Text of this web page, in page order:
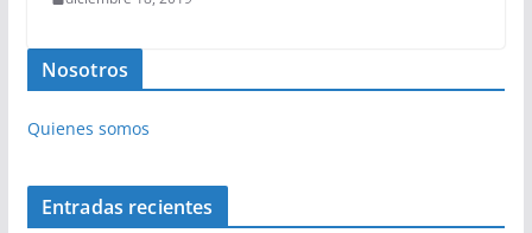
Nosotros
Quienes somos
Entradas recientes